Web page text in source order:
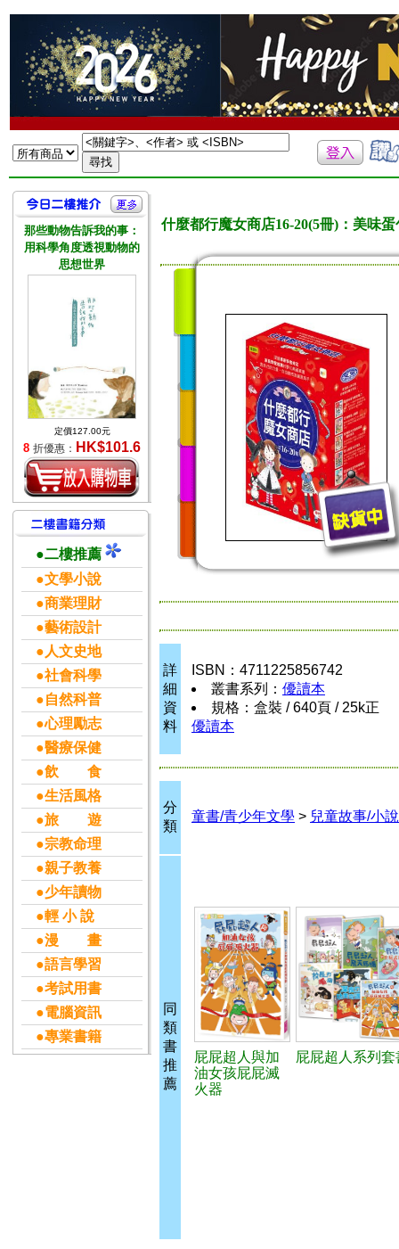
那些動物告訴我的事：
用科學角度透視動物的
思想世界
定價127.00元
8 折優惠： HK$101.6
●二樓推薦
●文學小說
●商業理財
●藝術設計
●人文史地
●社會科學
●自然科普
●心理勵志
●醫療保健
●飲 食
●生活風格
●旅 遊
●宗教命理
●親子教養
●少年讀物
●輕 小 說
●漫 畫
●語言學習
●考試用書
●電腦資訊
●專業書籍
什麼都行魔女商店16-20(5冊)：美味
詳
細
資
料
ISBN：4711225856742
叢書系列： 優讀本
規格：盒裝 / 640頁 / 25k正
優讀本
分
類
童書/青少年文學 > 兒童故事/小說
同
類
書
推
薦
屁屁超人與加
油女孩屁屁滅
火器
屁屁超人系列